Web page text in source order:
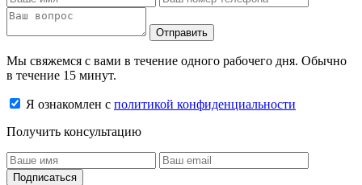
Отправить
Мы свяжемся с вами в течение одного рабочего дня. Обычно
в течение 15 минут.
Я ознакомлен с политикой конфиденциальности
Получить консультацию
Подписаться